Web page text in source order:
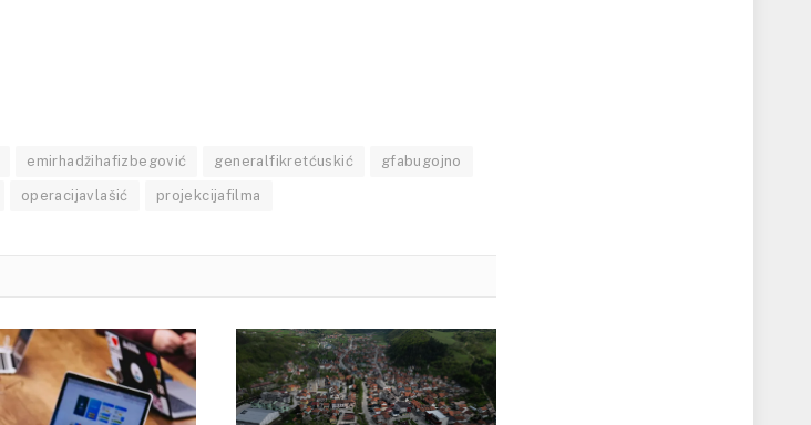
emirhadžihafizbegović generalfikretćuskić gfabugojno
operacijavlašić projekcijafilma